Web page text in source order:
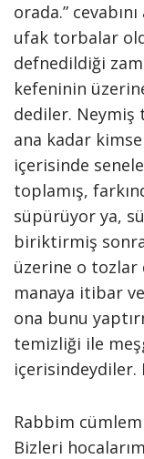
orada.”
ufak torbalar
defnedildiği
kefeninin
dediler. Neymiş
ana kadar
içerisinde
toplamış,
süpürüyor ya,
biriktirmiş
üzerine o tozlar
manaya itibar
ona bunu
temizliği ile
içerisindeydiler.
Rabbim
Bizleri